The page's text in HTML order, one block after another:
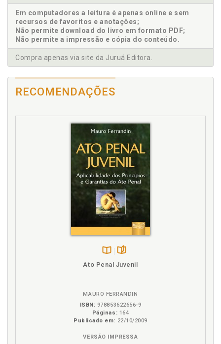
Abuso sexual infantil: conceito, p. 25
Abuso sexual infantil: conceitos, ambientes e atores
envolvidos, p. 19
Ambiente extrafamiliar, p. 56
C
Código Penal. Tratamento. Estupro, p. 81
84
Código Penal. Tratamento. Favorecimento da
Combate ao abuso sexual infantil. Avanços e
retrocessos, p. 121
Conclusão, p. 159
Consequências decorrentes do abuso sexual infantil,
Direitos fundamentais e o abuso sexual infantil, p.
Criança e do Adolescente (ECA), p. 93
Estupro de vulnerável, p. 29
Exploração sexual, p. 44
Em computadores a leitura é apenas online e sem
recursos de favoritos e anotações;
Não permite download do livro em formato PDF;
Não permite a impressão e cópia do conteúdo.
Compra apenas via site da Juruá Editora.
RECOMENDAÇÕES
Disponível
páginas
Ato Penal Juvenil
MAURO FERRANDIN
ISBN: 978853622656-9
Páginas: 164
Publicado em: 22/10/2009
VERSÃO IMPRESSA